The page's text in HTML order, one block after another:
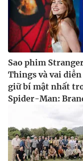
Sao phim
Things và vai diễn
giữ bí mật nhất
Spider-Man: